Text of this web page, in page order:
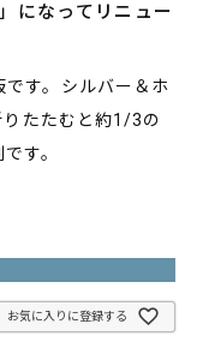
になってリニュー
す。シルバー＆ホ
たたむと約1/3の
す。
お気に入りに登録する